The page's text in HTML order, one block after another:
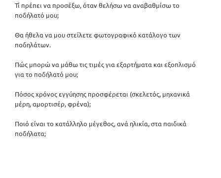
Τί πρέπει να προσέξω, όταν θελήσω να αναβαθμίσω το
ποδήλατό μου;
Θα ήθελα να μου στείλετε φωτογραφικό κατάλογο των
ποδηλάτων.
Πώς μπορώ να μάθω τις τιμές για εξαρτήματα και εξοπλισμό
για το ποδήλατό μου;
Πόσος χρόνος εγγύησης προσφέρεται (σκελετός, μηχανικά
μέρη, αμορτισέρ, φρένα);
Ποιό είναι το κατάλληλο μέγεθος, ανά ηλικία, στα παιδικά
ποδήλατα;